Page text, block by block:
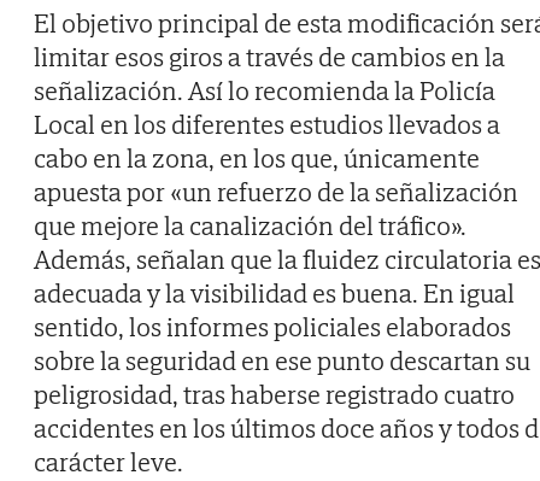
El objetivo principal de esta modificación
limitar esos giros a través de cambios en la
señalización. Así lo recomienda la Policía
Local en los diferentes estudios llevados a
cabo en la zona, en los que, únicamente
apuesta por «un refuerzo de la señalización
que mejore la canalización del tráfico».
Además, señalan que la fluidez circulatoria es
adecuada y la visibilidad es buena. En igual
sentido, los informes policiales elaborados
sobre la seguridad en ese punto descartan su
peligrosidad, tras haberse registrado cuatro
accidentes en los últimos doce años y todos
carácter leve.